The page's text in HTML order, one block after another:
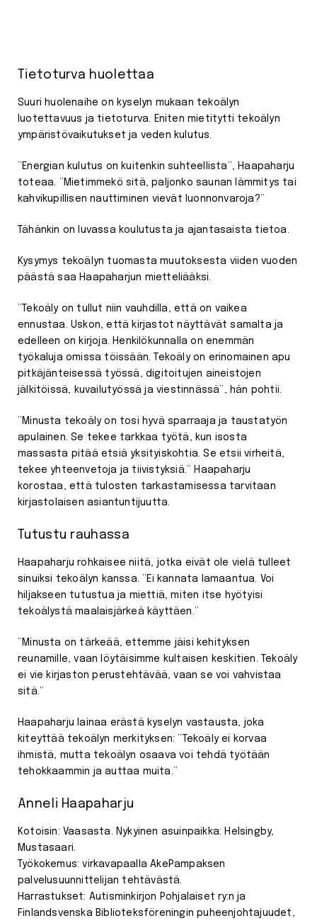
Tietoturva huolettaa
Suuri huolenaihe on kyselyn mukaan tekoälyn
luotettavuus ja tietoturva. Eniten mietitytti tekoälyn
ympäristövaikutukset ja veden kulutus.
”Energian kulutus on kuitenkin suhteellista”, Haapaharju
toteaa. ”Mietimmekö sitä, paljonko saunan lämmitys tai
kahvikupillisen nauttiminen vievät luonnonvaroja?”
Tähänkin on luvassa koulutusta ja ajantasaista tietoa.
Kysymys tekoälyn tuomasta muutoksesta viiden vuoden
päästä saa Haapaharjun mietteliääksi.
”Tekoäly on tullut niin vauhdilla, että on vaikea
ennustaa. Uskon, että kirjastot näyttävät samalta ja
edelleen on kirjoja. Henkilökunnalla on enemmän
työkaluja omissa töissään. Tekoäly on erinomainen apu
pitkäjänteisessä työssä, digitoitujen aineistojen
jälkitöissä, kuvailutyössä ja viestinnässä”, hän pohtii.
”Minusta tekoäly on tosi hyvä sparraaja ja taustatyön
apulainen. Se tekee tarkkaa työtä, kun isosta
massasta pitää etsiä yksityiskohtia. Se etsii virheitä,
tekee yhteenvetoja ja tiivistyksiä.” Haapaharju
korostaa, että tulosten tarkastamisessa tarvitaan
kirjastolaisen asiantuntijuutta.
Tutustu rauhassa
Haapaharju rohkaisee niitä, jotka eivät ole vielä tulleet
sinuiksi tekoälyn kanssa. ”Ei kannata lamaantua. Voi
hiljakseen tutustua ja miettiä, miten itse hyötyisi
tekoälystä maalaisjärkeä käyttäen.”
”Minusta on tärkeää, ettemme jäisi kehityksen
reunamille, vaan löytäisimme kultaisen keskitien. Tekoäly
ei vie kirjaston perustehtävää, vaan se voi vahvistaa
sitä.”
Haapaharju lainaa erästä kyselyn vastausta, joka
kiteyttää tekoälyn merkityksen: ”Tekoäly ei korvaa
ihmistä, mutta tekoälyn osaava voi tehdä työtään
tehokkaammin ja auttaa muita.”
Anneli Haapaharju
Kotoisin: Vaasasta. Nykyinen asuinpaikka: Helsingby,
Mustasaari.
Työkokemus: virkavapaalla AkePampaksen
palvelusuunnittelijan tehtävästä.
Harrastukset: Autisminkirjon Pohjalaiset ry:n ja
Finlandsvenska Biblioteksföreningin puheenjohtajuudet,